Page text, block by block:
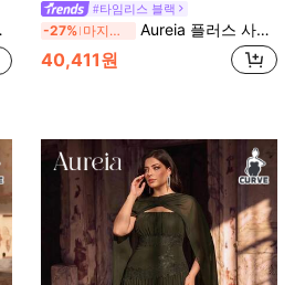
#타임리스 블랙
-27% 마지막 2일 Aureia 플러스 사이즈 우아한 고급스러운 자수 레이스 비즈 수제 아플리케 엑스트라 롱 플레어 슬리브 신축성 니트 샴페인 시어 메쉬 물고기 꼬리 정장 드레스, 모든 공식 행사, 데이트, 싱글 파티, 결혼식, 레드 카펫, 갈라에 적합
40,411원